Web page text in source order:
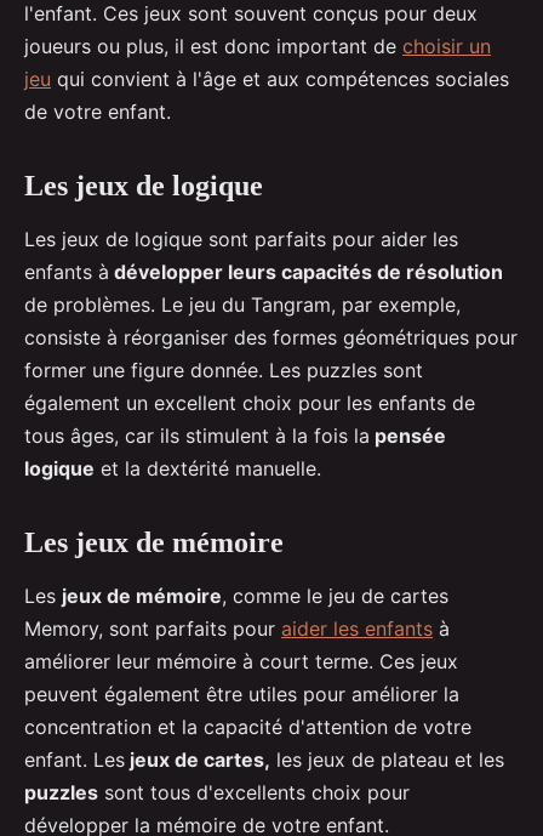
l'enfant. Ces jeux sont souvent conçus pour deux
joueurs ou plus, il est donc important de choisir un
jeu qui convient à l'âge et aux compétences sociales
de votre enfant.
Les jeux de logique
Les jeux de logique sont parfaits pour aider les
enfants à développer leurs capacités de résolution
de problèmes. Le jeu du Tangram, par exemple,
consiste à réorganiser des formes géométriques pour
former une figure donnée. Les puzzles sont
également un excellent choix pour les enfants de
tous âges, car ils stimulent à la fois la pensée
logique et la dextérité manuelle.
Les jeux de mémoire
Les jeux de mémoire, comme le jeu de cartes
Memory, sont parfaits pour aider les enfants à
améliorer leur mémoire à court terme. Ces jeux
peuvent également être utiles pour améliorer la
concentration et la capacité d'attention de votre
enfant. Les jeux de cartes, les jeux de plateau et les
puzzles sont tous d'excellents choix pour
développer la mémoire de votre enfant.